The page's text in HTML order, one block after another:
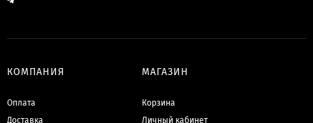
КОМПАНИЯ
Оплата
Доставка
МАГАЗИН
Корзина
Личный кабинет